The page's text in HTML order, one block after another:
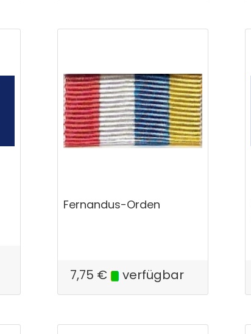
Fernandus-Orden
7,75 € verfügbar